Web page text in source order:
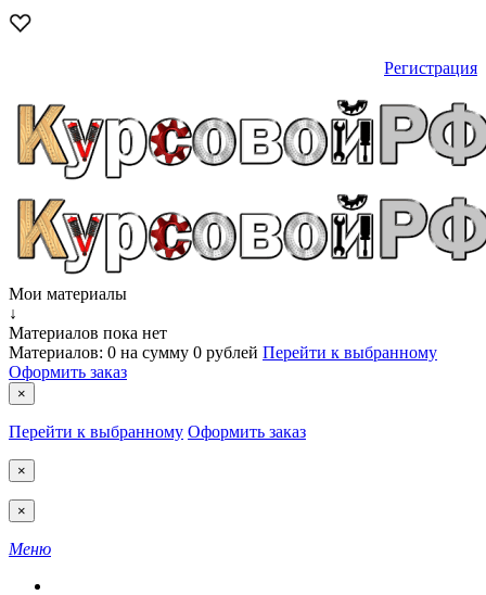
Регистрация
Мои материалы
↓
Материалов пока нет
Материалов: 0 на сумму 0 рублей Перейти к выбранному
Оформить заказ
×
Перейти к выбранному Оформить заказ
×
×
Меню